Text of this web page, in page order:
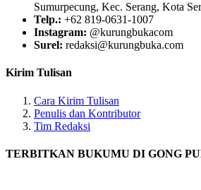
Sumurpecung, Kec. Serang, Kota
Telp.: +62 819-0631-1007
Instagram: @kurungbukacom
Surel: redaksi@kurungbuka.com
Kirim Tulisan
Cara Kirim Tulisan
Penulis dan Kontributor
Tim Redaksi
TERBITKAN BUKUMU DI GONG